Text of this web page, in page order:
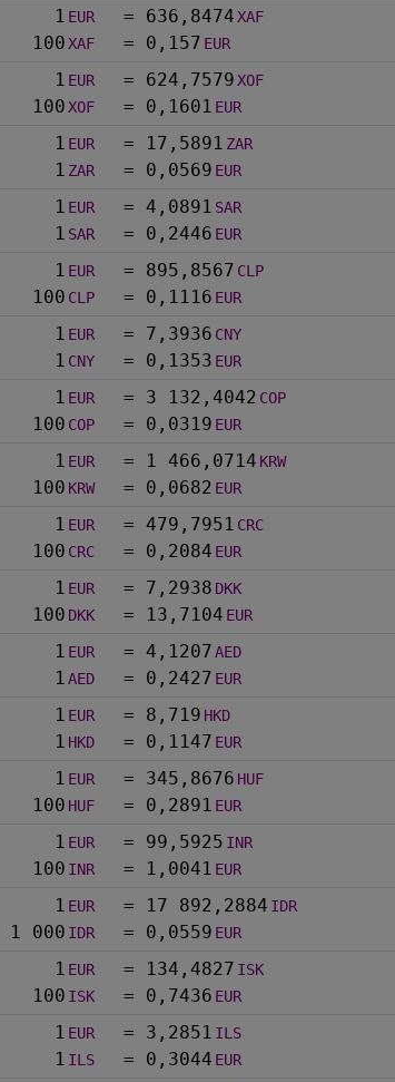
1 EUR = 636,8474 XAF
100 XAF = 0,157 EUR
1 EUR = 624,7579 XOF
100 XOF = 0,1601 EUR
1 EUR = 17,5891 ZAR
1 ZAR = 0,0569 EUR
1 EUR = 4,0891 SAR
1 SAR = 0,2446 EUR
1 EUR = 895,8567 CLP
100 CLP = 0,1116 EUR
1 EUR = 7,3936 CNY
1 CNY = 0,1353 EUR
1 EUR = 3 132,4042 COP
100 COP = 0,0319 EUR
1 EUR = 1 466,0714 KRW
100 KRW = 0,0682 EUR
1 EUR = 479,7951 CRC
100 CRC = 0,2084 EUR
1 EUR = 7,2938 DKK
100 DKK = 13,7104 EUR
1 EUR = 4,1207AED
1AED = 0,2427 EUR
1 EUR = 8,719 HKD
1 HKD = 0,1147 EUR
1 EUR = 345,8676 HUF
100 HUF = 0,2891 EUR
1 EUR = 99,5925 INR
100 INR = 1,0041 EUR
1 EUR = 17 892,2884 IDR
1 000 IDR = 0,0559 EUR
1 EUR = 134,4827 ISK
100 ISK = 0,7436 EUR
1 EUR = 3,2851 ILS
1 ILS = 0,3044 EUR